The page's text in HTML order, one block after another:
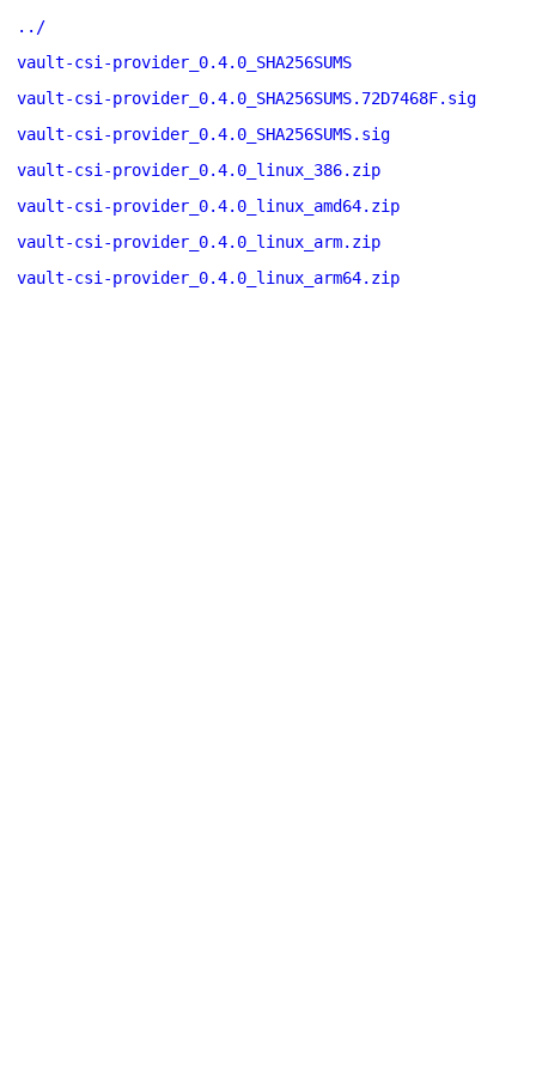
../
vault-csi-provider_0.4.0_SHA256SUMS
vault-csi-provider_0.4.0_SHA256SUMS.72D7468F.sig
vault-csi-provider_0.4.0_SHA256SUMS.sig
vault-csi-provider_0.4.0_linux_386.zip
vault-csi-provider_0.4.0_linux_amd64.zip
vault-csi-provider_0.4.0_linux_arm.zip
vault-csi-provider_0.4.0_linux_arm64.zip